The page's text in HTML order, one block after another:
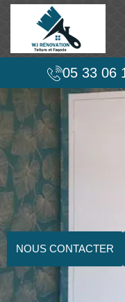
05 33 06
NOUS CONTACTER